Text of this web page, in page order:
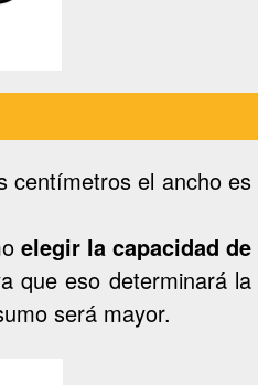
centímetros el ancho es
elegir la capacidad de
que eso determinará la
será mayor.